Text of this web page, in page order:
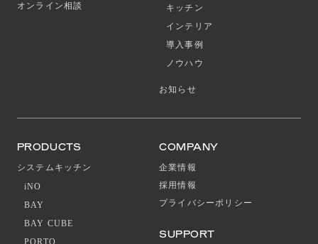
オンライン相談
キッチン
インテリア
導入事例
ノウハウ
お知らせ
PRODUCTS
システムキッチン
iNO
BAY
BAY CUBE
COMPANY
企業情報
採用情報
プライバシーポリシー
SUPPORT